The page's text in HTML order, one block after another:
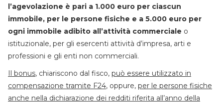
l’agevolazione è pari a 1.000 euro per ciascun
immobile, per le persone fisiche e a 5.000 euro per
ogni immobile adibito all’attività commerciale o
istituzionale, per gli esercenti attività d’impresa, arti e
professioni e gli enti non commerciali.
Il bonus, chiariscono dal fisco, può essere utilizzato in
compensazione tramite F24, oppure, per le persone fisiche
anche nella dichiarazione dei redditi riferita all’anno della